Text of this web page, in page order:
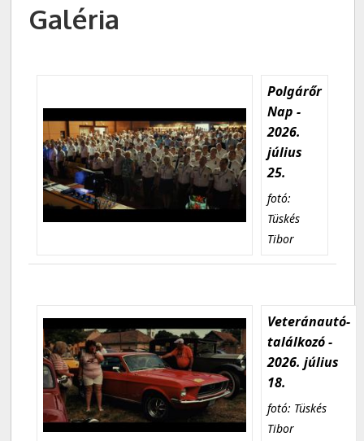
Galéria
Polgárőr
Nap -
2026.
július
25.
fotó:
Tüskés
Tibor
Veteránautó-
találkozó -
2026. július
18.
fotó: Tüskés
Tibor